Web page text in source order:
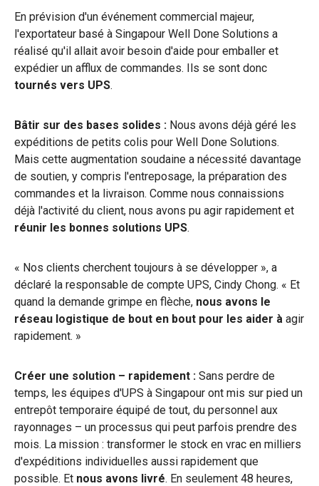
En prévision d'un événement commercial majeur,
l'exportateur basé à Singapour Well Done Solutions a
réalisé qu'il allait avoir besoin d'aide pour emballer et
expédier un afflux de commandes. Ils se sont donc
tournés vers UPS.
Bâtir sur des bases solides : Nous avons déjà géré les
expéditions de petits colis pour Well Done Solutions.
Mais cette augmentation soudaine a nécessité davantage
de soutien, y compris l'entreposage, la préparation des
commandes et la livraison. Comme nous connaissions
déjà l'activité du client, nous avons pu agir rapidement et
réunir les bonnes solutions UPS.
« Nos clients cherchent toujours à se développer », a
déclaré la responsable de compte UPS, Cindy Chong. « Et
quand la demande grimpe en flèche, nous avons le
réseau logistique de bout en bout pour les aider à agir
rapidement. »
Créer une solution – rapidement : Sans perdre de
temps, les équipes d'UPS à Singapour ont mis sur pied un
entrepôt temporaire équipé de tout, du personnel aux
rayonnages – un processus qui peut parfois prendre des
mois. La mission : transformer le stock en vrac en milliers
d'expéditions individuelles aussi rapidement que
possible. Et nous avons livré. En seulement 48 heures,